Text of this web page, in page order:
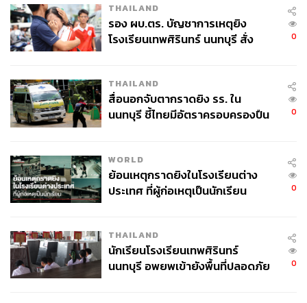
THAILAND
รอง ผบ.ตร. บัญชาการเหตุยิง
โรงเรียนเทพศิรินทร์ นนทบุรี สั่ง
0
THAILAND
สื่อนอกจับตากราดยิง รร. ใน
นนทบุรี ชี้ไทยมีอัตราครอบครองปืน
0
WORLD
ย้อนเหตุกราดยิงในโรงเรียนต่าง
ประเทศ ที่ผู้ก่อเหตุเป็นนักเรียน
0
THAILAND
นักเรียนโรงเรียนเทพศิรินทร์
นนทบุรี อพยพเข้ายังพื้นที่ปลอดภัย
0